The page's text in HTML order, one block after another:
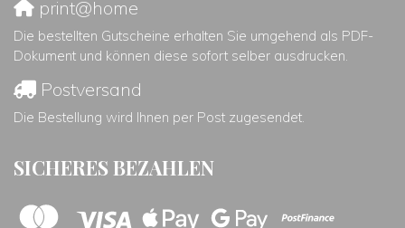
print@home
Die bestellten Gutscheine erhalten Sie umgehend als PDF-
Dokument und können diese sofort selber ausdrucken.
Postversand
Die Bestellung wird Ihnen per Post zugesendet.
SICHERES BEZAHLEN